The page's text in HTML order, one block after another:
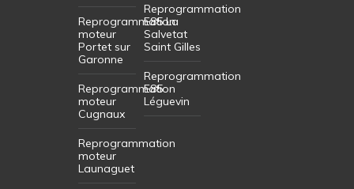
Reprogrammation
moteur
Portet sur
Garonne
Reprogrammation
moteur
Cugnaux
Reprogrammation
moteur
Launaguet
Reprogrammation
E85 La
Salvetat
Saint Gilles
Reprogrammation
E85
Léguevin